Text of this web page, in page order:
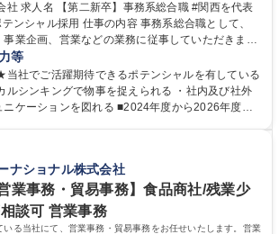
西を代表
内容 事務系総合職として、
業企画、営業などの業務に従事していただきま
】■所属事業部の勤労業務 ■海外に関係する各種業
業 【キャリアパス】入社後の配属
活躍頂いた後、本人の適性及び将来のキャリアを
ョンを行います。 【育成】OJTでの現場育成や研
テンシャル採用
等
社でご活躍期待できるポテンシャルを有している
ルシンキングで物事を捉えられる ・社内及び社外
を図れる ■2024年度から2026年度ま
ュリティの不安定化や気候変動による自然災害の
上に社会課題解決の重要性が高まっています。
向けて持続可能な社会の実現に貢献してまいりま
：大学院 大学 語学力： 資格：
ナショナル株式会社
業事務・貿易事務】食品商社/残業少
談可 営業事務
いる当社にて、営業事務・貿易事務をお任せいたします。営業